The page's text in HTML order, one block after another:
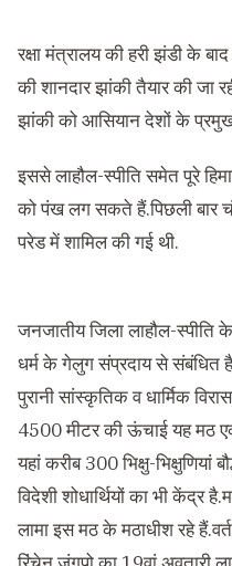
रक्षा मंत्रालय की हरी झंडी के
की शानदार झांकी तैयार की जा
झांकी को आसियान देशों के
इससे लाहौल-स्पीति समेत पूरे
को पंख लग सकते हैं.पिछली बार
परेड में शामिल की गई थी.
जनजातीय जिला लाहौल-स्पीति
धर्म के गेलुग संप्रदाय से संबंधित
पुरानी सांस्कृतिक व धार्मिक
4500 मीटर की ऊंचाई यह मठ
यहां करीब 300 भिक्षु-भिक्षुणियां
विदेशी शोधार्थियों का भी केंद्र
लामा इस मठ के मठाधीश रहे